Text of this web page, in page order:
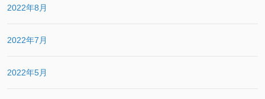
2022年8月
2022年7月
2022年5月